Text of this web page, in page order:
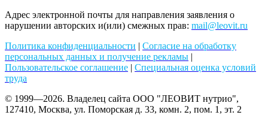
Адрес электронной почты для направления заявления о
нарушении авторских и(или) смежных прав: mail@leovit.ru
Политика конфиденциальности | Согласие на обработку
персональных данных и получение рекламы |
Пользовательское соглашение | Специальная оценка условий
труда
© 1999—2026. Владелец сайта ООО "ЛЕОВИТ нутрио",
127410, Москва, ул. Поморская д. 33, комн. 2, пом. 1, эт. 2